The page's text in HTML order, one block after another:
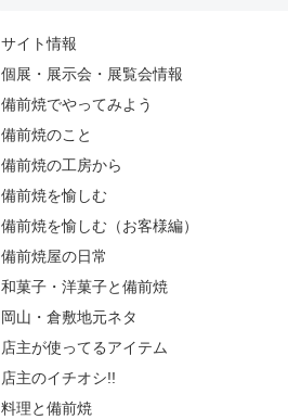
サイト情報
個展・展示会・展覧会情報
備前焼でやってみよう
備前焼のこと
備前焼の工房から
備前焼を愉しむ
備前焼を愉しむ（お客様編）
備前焼屋の日常
和菓子・洋菓子と備前焼
岡山・倉敷地元ネタ
店主が使ってるアイテム
店主のイチオシ!!
料理と備前焼